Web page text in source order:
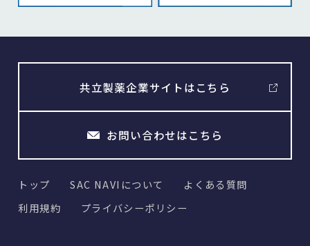
共立製薬企業サイトはこちら
お問い合わせはこちら
トップ SAC NAVIについて
よくある質問
利用規約
プライバシーポリシー